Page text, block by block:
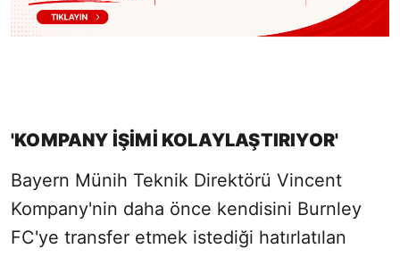
'KOMPANY İŞİMİ KOLAYLAŞTIRIYOR'
Bayern Münih Teknik Direktörü Vincent
Kompany'nin daha önce kendisini Burnley
FC'ye transfer etmek istediği hatırlatılan